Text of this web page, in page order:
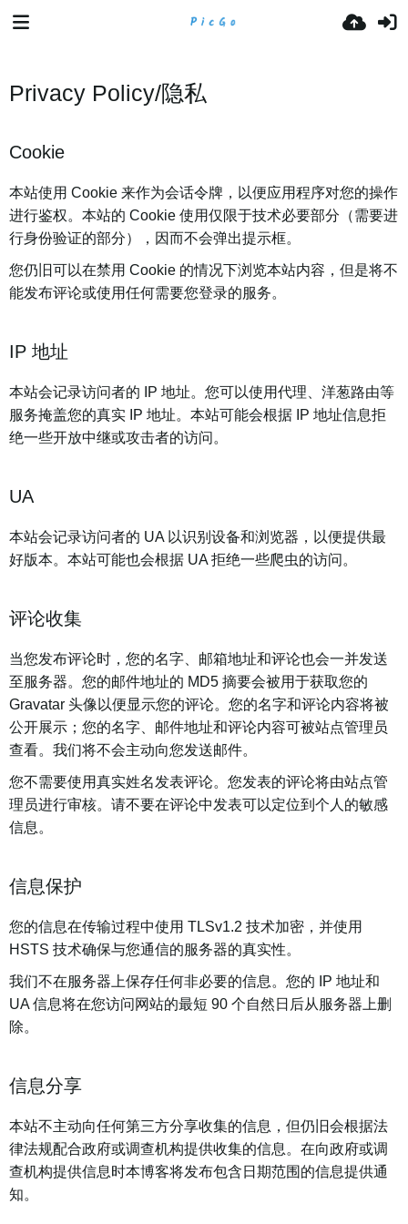
Privacy Policy/隐私
Cookie
本站使用 Cookie 来作为会话令牌，以便应用程序对您的操作
进行鉴权。本站的 Cookie 使用仅限于技术必要部分（需要进
行身份验证的部分），因而不会弹出提示框。
您仍旧可以在禁用 Cookie 的情况下浏览本站内容，但是将不
能发布评论或使用任何需要您登录的服务。
IP 地址
本站会记录访问者的 IP 地址。您可以使用代理、洋葱路由等
服务掩盖您的真实 IP 地址。本站可能会根据 IP 地址信息拒
绝一些开放中继或攻击者的访问。
UA
本站会记录访问者的 UA 以识别设备和浏览器，以便提供最
好版本。本站可能也会根据 UA 拒绝一些爬虫的访问。
评论收集
当您发布评论时，您的名字、邮箱地址和评论也会一并发送
至服务器。您的邮件地址的 MD5 摘要会被用于获取您的
Gravatar 头像以便显示您的评论。您的名字和评论内容将被
公开展示；您的名字、邮件地址和评论内容可被站点管理员
查看。我们将不会主动向您发送邮件。
您不需要使用真实姓名发表评论。您发表的评论将由站点管
理员进行审核。请不要在评论中发表可以定位到个人的敏感
信息。
信息保护
您的信息在传输过程中使用 TLSv1.2 技术加密，并使用
HSTS 技术确保与您通信的服务器的真实性。
我们不在服务器上保存任何非必要的信息。您的 IP 地址和
UA 信息将在您访问网站的最短 90 个自然日后从服务器上删
除。
信息分享
本站不主动向任何第三方分享收集的信息，但仍旧会根据法
律法规配合政府或调查机构提供收集的信息。在向政府或调
查机构提供信息时本博客将发布包含日期范围的信息提供通
知。